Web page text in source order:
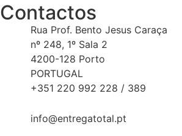
Contactos
Rua Prof. Bento Jesus Caraça
nº 248, 1º Sala 2
4200-128 Porto
PORTUGAL
+351 220 992 228 / 389
info@entregatotal.pt